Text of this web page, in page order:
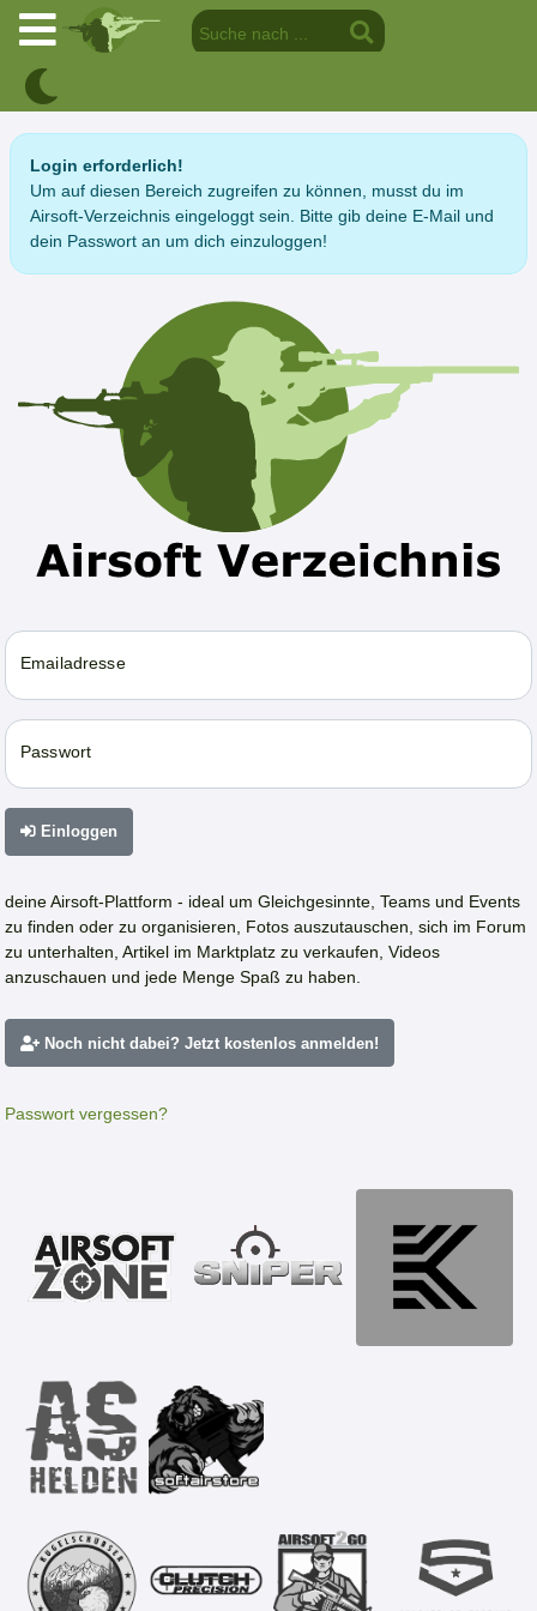
Login erforderlich!
Um auf diesen Bereich zugreifen zu können, musst du im
Airsoft-Verzeichnis eingeloggt sein. Bitte gib deine E-Mail und
dein Passwort an um dich einzuloggen!
Emailadresse
Passwort
Einloggen
deine Airsoft-Plattform - ideal um Gleichgesinnte, Teams und Events
zu finden oder zu organisieren, Fotos auszutauschen, sich im Forum
zu unterhalten, Artikel im Marktplatz zu verkaufen, Videos
anzuschauen und jede Menge Spaß zu haben.
Noch nicht dabei? Jetzt kostenlos anmelden!
Passwort vergessen?